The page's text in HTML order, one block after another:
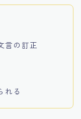
言の訂正
れる